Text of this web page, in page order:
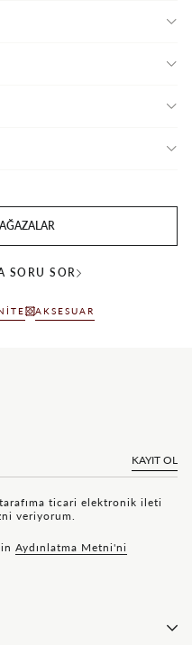
SORU SOR
AKSESUAR
KAYIT OL
ticari elektronik ileti
veriyorum.
Aydınlatma Metni'ni